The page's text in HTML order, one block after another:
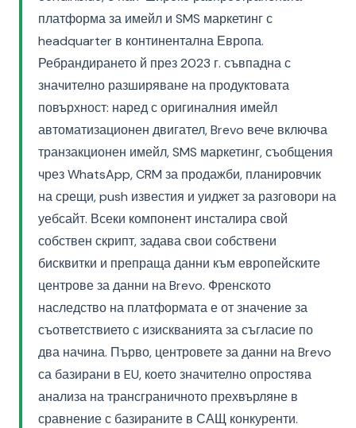
платформа за имейл и SMS маркетинг с
headquarter в континентална Европа.
Ребрандирането й през 2023 г. съвпадна с
значително разширяване на продуктовата
повърхност: наред с оригиналния имейл
автоматизационен двигател, Brevo вече включва
транзакционен имейл, SMS маркетинг, съобщения
чрез WhatsApp, CRM за продажби, планировчик
на срещи, push известия и уиджет за разговори на
уебсайт. Всеки компонент инсталира свой
собствен скрипт, задава свои собствени
бисквитки и препраща данни към европейските
центрове за данни на Brevo. Френското
наследство на платформата е от значение за
съответствието с изискванията за съгласие по
два начина. Първо, центровете за данни на Brevo
са базирани в EU, което значително опростява
анализа на трансграничното прехвърляне в
сравнение с базираните в САЩ конкуренти.